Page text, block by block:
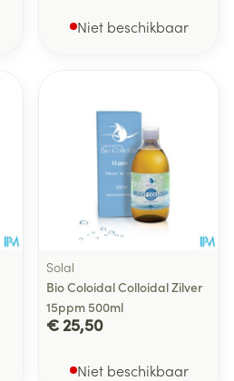
Niet beschikbaar
Solal
Bio Coloidal Colloidal Zilver
15ppm 500ml
€ 25,50
Niet beschikbaar